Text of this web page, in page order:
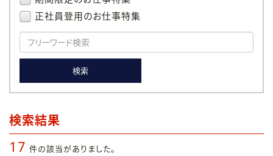
正社員登用のお仕事特集
検索
検索結果
17 件の該当がありました。